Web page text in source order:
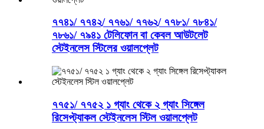
৭৭৪১/ ৭৭৪২/ ৭৭৬১/ ৭৭৬২/ ৭৭৮১/ ৭৮৪১/
৭৮৬১/ ৭৯৪১ টেলিফোন বা কেবল আউটলেট
স্টেইনলেস স্টিলের ওয়ালপ্লেট
৭৭৫১/ ৭৭৫২ ১ গ্যাং থেকে ২ গ্যাং সিঙ্গেল
রিসেপ্ট্যাকল স্টেইনলেস স্টিল ওয়ালপ্লেট